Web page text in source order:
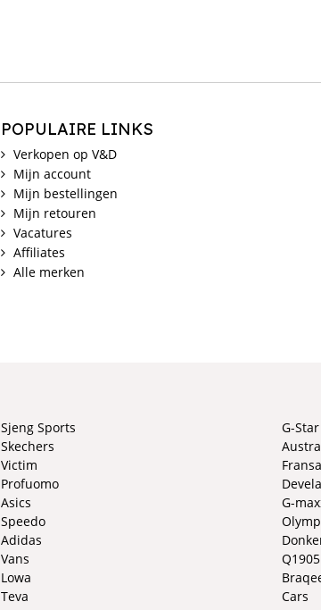
POPULAIRE LINKS
Verkopen op V&D
Mijn account
Mijn bestellingen
Mijn retouren
Vacatures
Affiliates
Alle merken
Sjeng Sports
Skechers
Victim
Profuomo
Asics
Speedo
Adidas
Vans
Lowa
Teva
G-Star
Fransa
G-
Olymp
Q1905
Cars